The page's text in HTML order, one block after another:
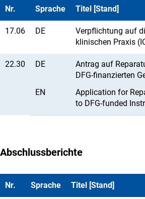
Nr. Sprache Titel [Stand]
17.06 DE
Verpflichtung auf
klinischen Praxis
22.30 DE
Antrag auf
DFG-finanzierten
EN
Application for
to DFG-funded
Abschlussberichte
Nr. Sprache Titel [Stand]